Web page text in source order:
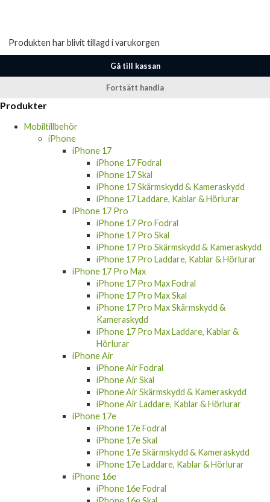
Produkten har blivit tillagd i varukorgen
Gå till kassan
Fortsätt handla
Produkter
Mobiltillbehör
iPhone
iPhone 17
iPhone 17 Fodral
iPhone 17 Skal
iPhone 17 Skärmskydd & Kameraskydd
iPhone 17 Laddare, Kablar & Hörlurar
iPhone 17 Pro
iPhone 17 Pro Fodral
iPhone 17 Pro Skal
iPhone 17 Pro Skärmskydd & Kameraskydd
iPhone 17 Pro Laddare, Kablar & Hörlurar
iPhone 17 Pro Max
iPhone 17 Pro Max Fodral
iPhone 17 Pro Max Skal
iPhone 17 Pro Max Skärmskydd &
Kameraskydd
iPhone 17 Pro Max Laddare, Kablar &
Hörlurar
iPhone Air
iPhone Air Fodral
iPhone Air Skal
iPhone Air Skärmskydd & Kameraskydd
iPhone Air Laddare, Kablar & Hörlurar
iPhone 17e
iPhone 17e Fodral
iPhone 17e Skal
iPhone 17e Skärmskydd & Kameraskydd
iPhone 17e Laddare, Kablar & Hörlurar
iPhone 16e
iPhone 16e Fodral